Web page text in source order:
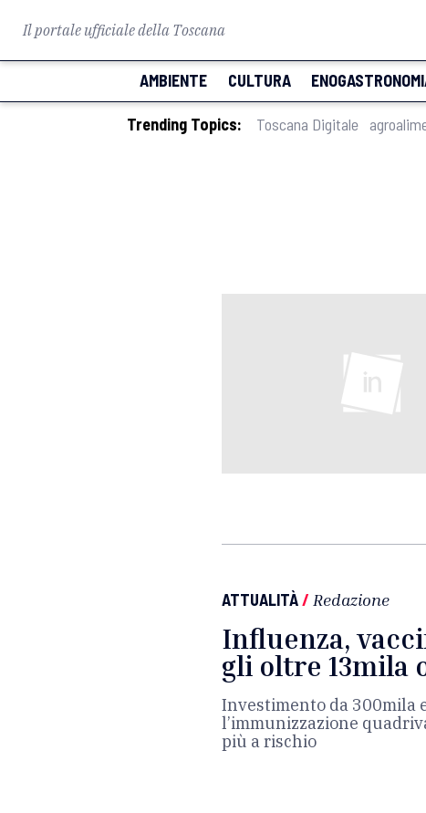
Il portale ufficiale della Toscana
AMBIENTE CULTURA
Trending Topics: Toscana Digitale
ATTUALITÀ/ Redazione
Influenza,
gli oltre 13mila
Investimento da 300mila
l’immunizzazione
più a rischio